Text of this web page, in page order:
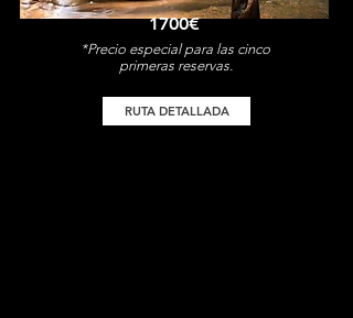
1700€
RUTA DETALLADA
*Precio especial para las cinco
primeras reservas.